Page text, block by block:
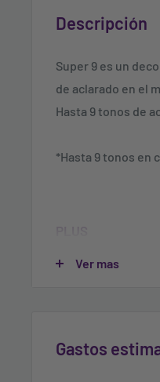
Descripción
Super 9 es un
de aclarado en el
Hasta 9 tonos de
*Hasta 9 tonos en
- AC OIL
romero protege
- Alga Wakame:
Ver mas
Gastos